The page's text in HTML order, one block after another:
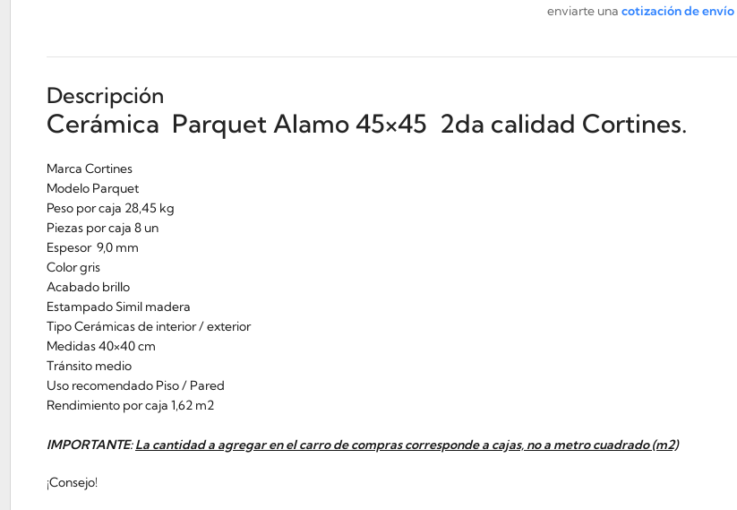
enviarte una cotización de envío
Descripción
Cerámica Parquet Alamo 45×45 2da calidad Cortines.
Marca Cortines
Modelo Parquet
Peso por caja 28,45 kg
Piezas por caja 8 un
Espesor 9,0 mm
Color gris
Acabado brillo
Estampado Simil madera
Tipo Cerámicas de interior / exterior
Medidas 40×40 cm
Tránsito medio
Uso recomendado Piso / Pared
Rendimiento por caja 1,62 m2
IMPORTANTE:La cantidad a agregar en el carro de compras corresponde a cajas, no a metro cuadrado (m2)
¡Consejo!